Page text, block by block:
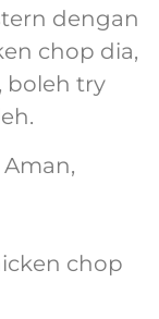
dengan
chop dia,
boleh try
chop